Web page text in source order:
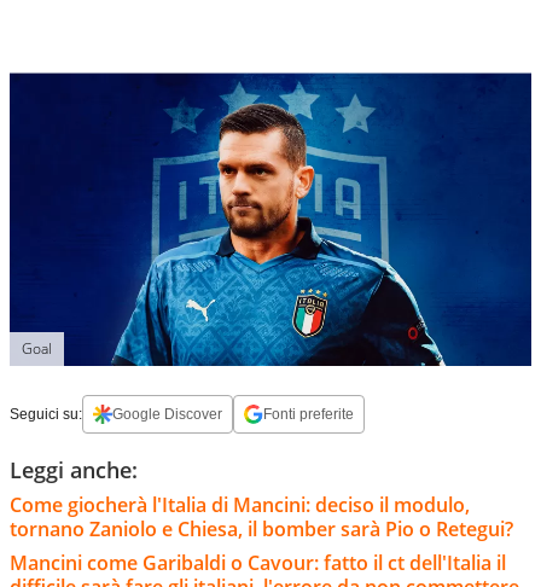
Goal
Seguici su: Google Discover Fonti preferite
Leggi anche:
Come giocherà l'Italia di Mancini: deciso il modulo,
tornano Zaniolo e Chiesa, il bomber sarà Pio o Retegui?
Mancini come Garibaldi o Cavour: fatto il ct dell'Italia il